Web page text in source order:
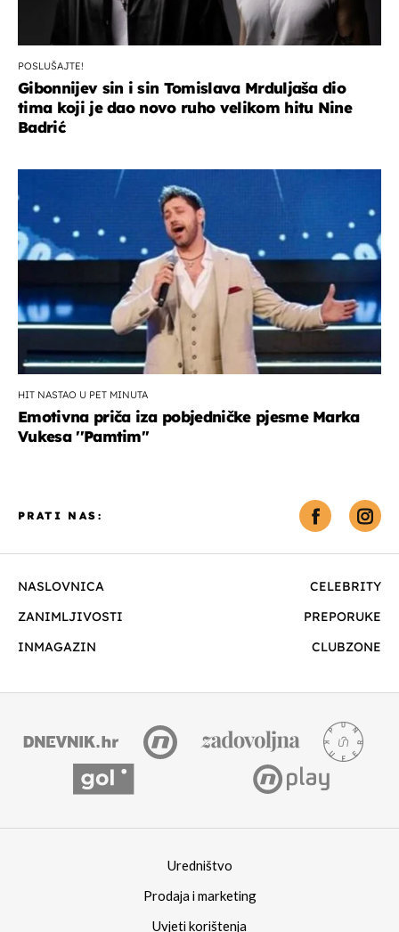
POSLUŠAJTE!
Gibonnijev sin i sin Tomislava Mrduljaša dio
tima koji je dao novo ruho velikom hitu Nine
Badrić
HIT NASTAO U PET MINUTA
Emotivna priča iza pobjedničke pjesme Marka
Vukesa ''Pamtim''
NASLOVNICA
CELEBRITY
ZANIMLJIVOSTI
PREPORUKE
INMAGAZIN
CLUBZONE
PRATI NAS:
Uredništvo
Prodaja i marketing
Uvjeti korištenja